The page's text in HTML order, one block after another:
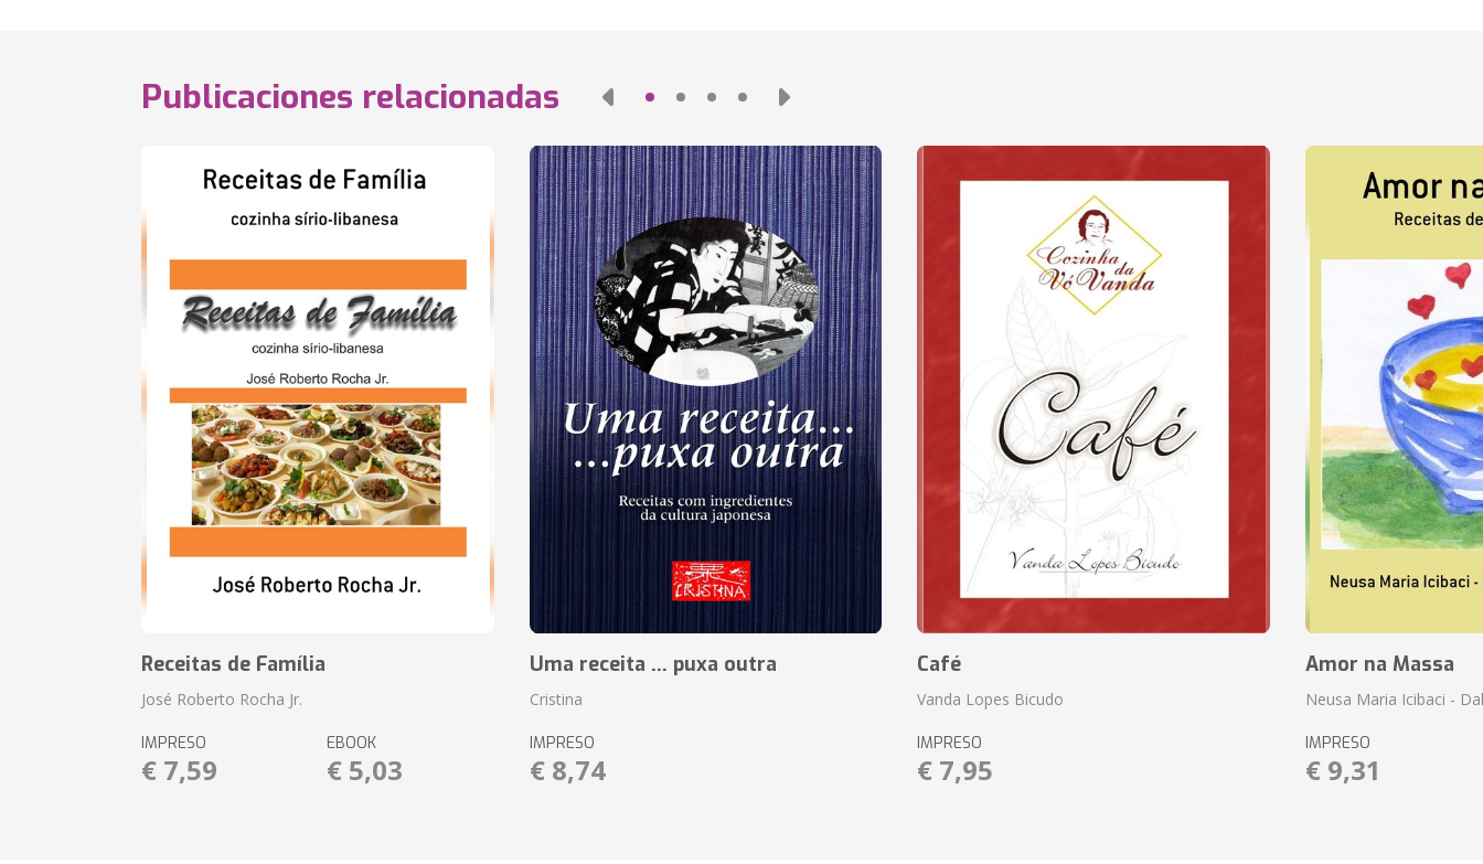
Publicaciones relacionadas
Receitas de Família
José Roberto Rocha Jr.
IMPRESO
€ 7,59
EBOOK
€ 5,03
Uma receita ... puxa outra
Cristina
IMPRESO
€ 8,74
Café
Vanda Lopes Bicudo
IMPRESO
€ 7,95
Amor na Massa
Neusa Maria Icibaci -
IMPRESO
€ 9,31